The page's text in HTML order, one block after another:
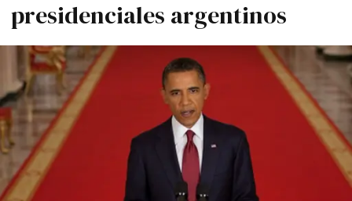
presidenciales argentinos